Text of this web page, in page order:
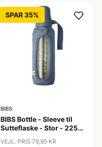
SPAR 35%
BIBS
BIBS Bottle - Sleeve til
Sutteflaske - Stor - 225ml
VEJL. PRIS 79,95 KR